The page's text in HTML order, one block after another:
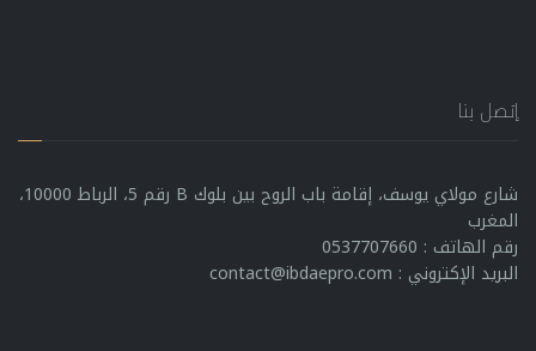
إتصل بنا
شارع مولاي يوسف، إقامة باب الروح بين بلوك B رقم 5، الرباط 10000،
المغرب
رقم الهاتف : 0537707660
البريد الإكتروني : contact@ibdaepro.com